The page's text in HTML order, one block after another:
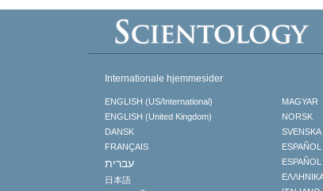
Internationale hjemmesider
ENGLISH (US/International)
ENGLISH (United Kingdom)
DANSK
FRANÇAIS
עברית
日本語
MAGYAR
NORSK
SVENSKA